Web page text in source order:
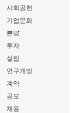
사회공헌
기업문화
분양
투자
설립
연구개발
계약
공모
채용